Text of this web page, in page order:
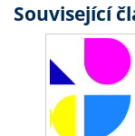
Související